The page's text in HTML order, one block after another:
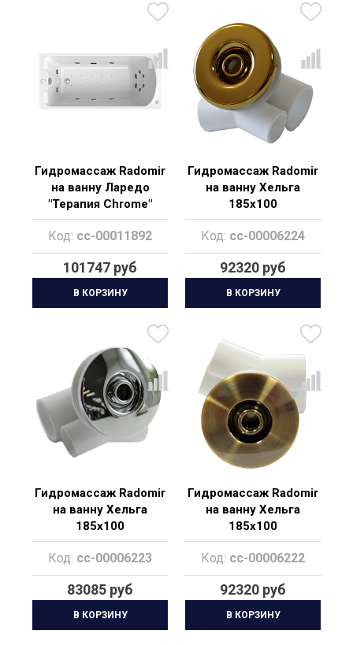
Гидромассаж Radomir
на ванну Ларедо
"Терапия Chrome"
Код: cc-00011892
101747 руб
В КОРЗИНУ
Гидромассаж Radomir
на ванну Хельга
185х100
"Специальный Gold"
Код: cc-00006224
92320 руб
В КОРЗИНУ
Гидромассаж Radomir
на ванну Хельга
185х100
"Специальный
Chrome"
Код: cc-00006223
83085 руб
В КОРЗИНУ
Гидромассаж Radomir
на ванну Хельга
185х100
"Специальный Bronze"
Код: cc-00006222
92320 руб
В КОРЗИНУ